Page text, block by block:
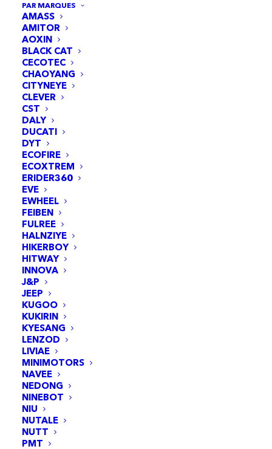
PAR MARQUES
AMASS
AMITOR
AOXIN
BLACK CAT
CECOTEC
CHAOYANG
CITYNEYE
CLEVER
CST
DALY
DUCATI
DYT
ECOFIRE
ECOXTREM
ERIDER360
EVE
EWHEEL
FEIBEN
FULREE
HALNZIYE
HIKERBOY
HITWAY
INNOVA
J&P
JEEP
KUGOO
KUKIRIN
KYESANG
LENZOD
LIVIAE
MINIMOTORS
NAVEE
NEDONG
NINEBOT
NIU
NUTALE
NUTT
PMT
Levier de frein D avec connecteur étanche pour